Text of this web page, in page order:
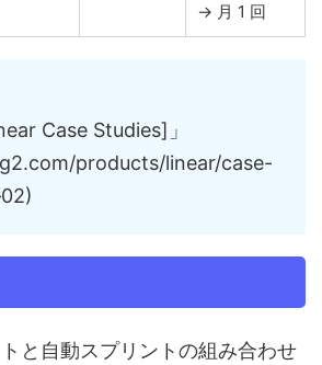
→ 月 1 回
Case Studies]」
products/linear/case-
と自動スプリントの組み合わせ